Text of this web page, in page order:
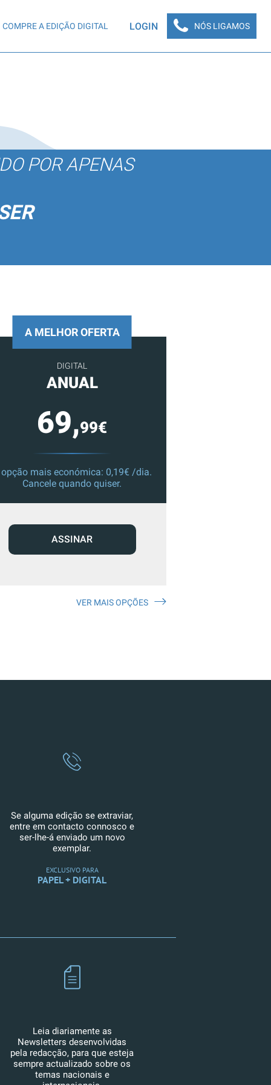
COMPRE A EDIÇÃO DIGITAL LOGIN NÓS LIGAMOS
POR APENAS
A MELHOR OFERTA
DIGITAL
ANUAL
69,99€
mais económica: 0,19€ /dia.
Cancele quando quiser.
ASSINAR
VER MAIS OPÇÕES
Se alguma edição se extraviar,
entre em contacto connosco e
ser-lhe-á enviado um novo
exemplar.
EXCLUSIVO PARA
PAPEL + DIGITAL
Leia diariamente as
Newsletters desenvolvidas
pela redacção, para que esteja
sempre actualizado sobre os
temas nacionais e